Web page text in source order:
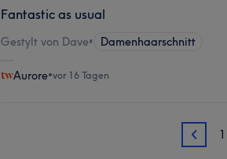
Fantastic as usual
Gestylt von Dave• Damenhaarschnitt
Aurore•vor 16 Tagen
1 1